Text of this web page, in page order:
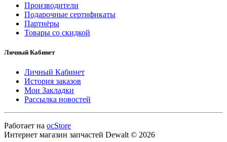
Производители
Подарочные сертификаты
Партнёры
Товары со скидкой
Личный Кабинет
Личный Кабинет
История заказов
Мои Закладки
Рассылка новостей
Работает на ocStore
Интернет магазин запчастей Dewalt © 2026